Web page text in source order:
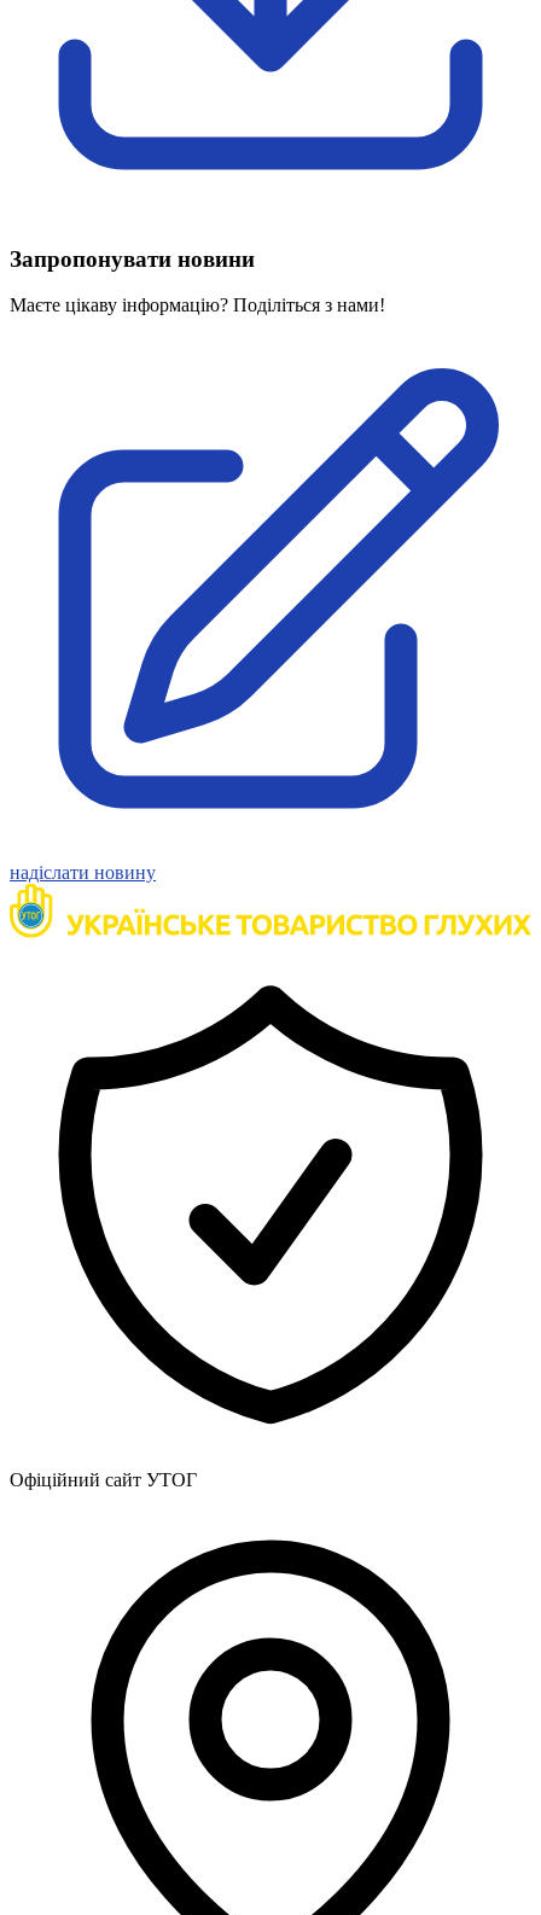
Харківська область
Херсонська область
Хмельницька область
Вивчаємо жестову мову
Дитяча сторінка
Новини про жестову мову
Проєкт "Жестова мова для поліцейських"
На допомогу військовим
Медична термінологія жестовою мовою
Нормативна база УТОГ
Конвенція ООН
Законодавство
Декларації
Документи ВФГ
Міжнародні документи
Запропонувати новини
Маєте цікаву інформацію? Поділіться з нами!
надіслати новину
Офіційний сайт УТОГ